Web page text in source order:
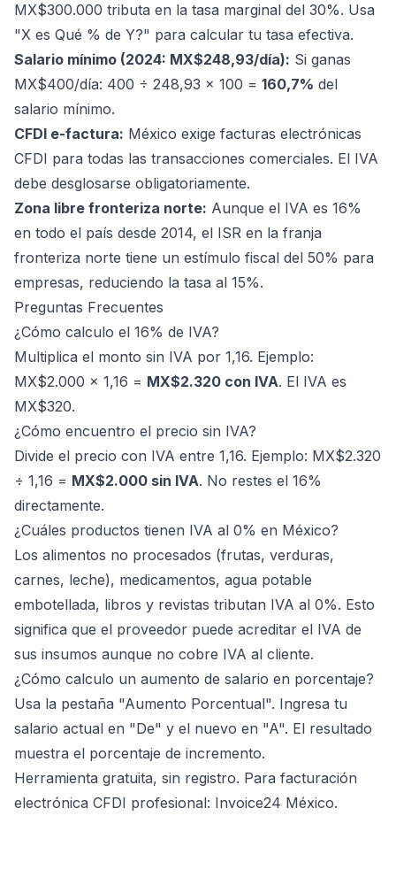
MX$300.000 tributa en la tasa marginal del 30%. Usa
"X es Qué % de Y?" para calcular tu tasa efectiva.
Salario mínimo (2024: MX$248,93/día): Si ganas
MX$400/día: 400 ÷ 248,93 × 100 = 160,7% del
salario mínimo.
CFDI e-factura: México exige facturas electrónicas
CFDI para todas las transacciones comerciales. El IVA
debe desglosarse obligatoriamente.
Zona libre fronteriza norte: Aunque el IVA es 16%
en todo el país desde 2014, el ISR en la franja
fronteriza norte tiene un estímulo fiscal del 50% para
empresas, reduciendo la tasa al 15%.
Preguntas Frecuentes
¿Cómo calculo el 16% de IVA?
Multiplica el monto sin IVA por 1,16. Ejemplo:
MX$2.000 × 1,16 = MX$2.320 con IVA. El IVA es
MX$320.
¿Cómo encuentro el precio sin IVA?
Divide el precio con IVA entre 1,16. Ejemplo: MX$2.320
÷ 1,16 = MX$2.000 sin IVA. No restes el 16%
directamente.
¿Cuáles productos tienen IVA al 0% en México?
Los alimentos no procesados (frutas, verduras,
carnes, leche), medicamentos, agua potable
embotellada, libros y revistas tributan IVA al 0%. Esto
significa que el proveedor puede acreditar el IVA de
sus insumos aunque no cobre IVA al cliente.
¿Cómo calculo un aumento de salario en porcentaje?
Usa la pestaña "Aumento Porcentual". Ingresa tu
salario actual en "De" y el nuevo en "A". El resultado
muestra el porcentaje de incremento.
Herramienta gratuita, sin registro. Para facturación
electrónica CFDI profesional: Invoice24 México.